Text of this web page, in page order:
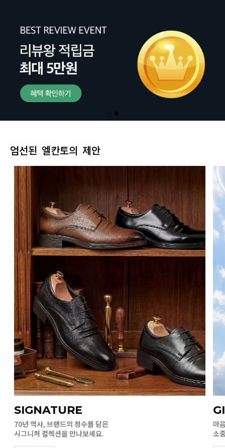
엄선된 엘칸토의 제안
SIGNATURE
70년 역사, 브랜드의 정수를 담은
시그니처 컬렉션을 만나보세요.
마
소